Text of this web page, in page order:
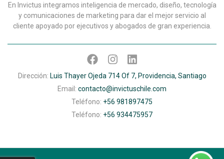
En Invictus integramos inteligencia de mercado, diseño, tecnología
y comunicaciones de marketing para dar el mejor servicio al
cliente apoyado por ejecutivos y abogados de gran experiencia.
Dirección: Luis Thayer Ojeda 714 Of 7, Providencia, Santiago
Email: contacto@invictuschile.com
Teléfono: +56 981897475
Teléfono: +56 934475957